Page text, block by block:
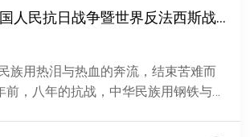
邦恩机械祝中国人民抗日战争暨世界反法西斯战争胜利70周年
族用热泪与热血的奔流，结束苦难而
前，八年的抗战，中华民族用钢铁与烈